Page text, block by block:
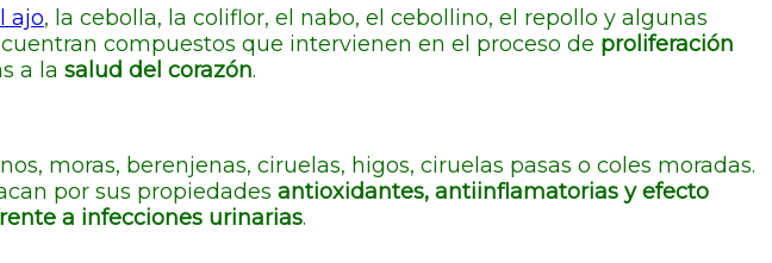
ajo, la cebolla, la coliflor, el nabo, el cebollino, el repollo y algunas
compuestos que intervienen en el proceso de proliferación
a la salud del corazón.
moras, berenjenas, ciruelas, higos, ciruelas pasas o coles moradas.
por sus propiedades antioxidantes, antiinflamatorias y efecto
a infecciones urinarias.